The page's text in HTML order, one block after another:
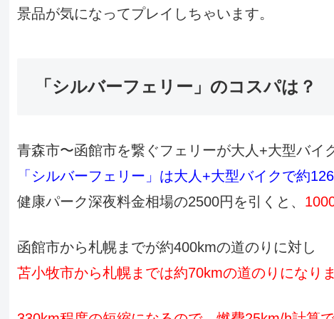
景品が気になってプレイしちゃいます。
「シルバーフェリー」のコスパは？
青森市〜函館市を繋ぐフェリーが大人+大型バイ
「シルバーフェリー」は大人+大型バイクで約
健康パーク深夜料金相場の2500円を引くと、
函館市から札幌までが約400kmの道のりに対し
苫小牧市から札幌までは約70kmの道のりになりま